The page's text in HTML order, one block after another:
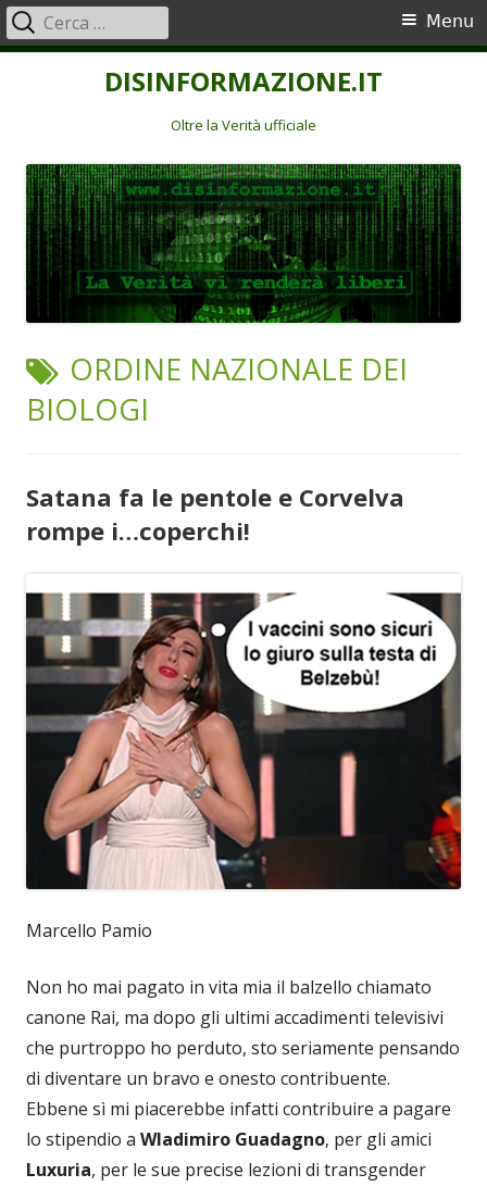
DISINFORMAZIONE.IT
Oltre la Verità ufficiale
Menu
principale
Menu
Ricerca
per:
TAG:
ORDINE NAZIONALE DEI
BIOLOGI
Satana fa le pentole e Corvelva
rompe i…coperchi!
Marcello Pamio
Non ho mai pagato in vita mia il balzello chiamato
canone Rai, ma dopo gli ultimi accadimenti televisivi
che purtroppo ho perduto, sto seriamente pensando
di diventare un bravo e onesto contribuente.
Ebbene sì mi piacerebbe infatti contribuire a pagare
lo stipendio a Wladimiro Guadagno, per gli amici
Luxuria, per le sue precise lezioni di transgender